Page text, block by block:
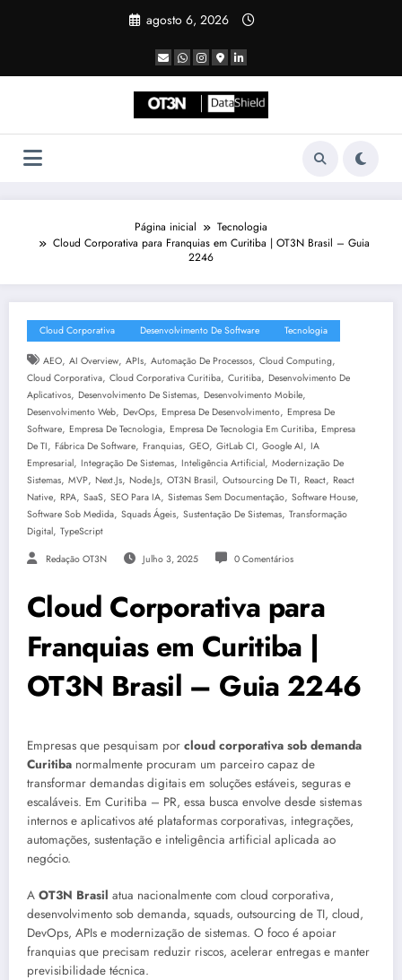
agosto 6, 2026
Página inicial
Tecnologia
Cloud Corporativa para Franquias em Curitiba | OT3N Brasil – Guia
2246
Cloud Corporativa Desenvolvimento De Software Tecnologia
AEO, AI Overview, APIs, Automação De Processos, Cloud Computing,
Cloud Corporativa, Cloud Corporativa Curitiba, Curitiba, Desenvolvimento De
Aplicativos, Desenvolvimento De Sistemas, Desenvolvimento Mobile,
Desenvolvimento Web, DevOps, Empresa De Desenvolvimento, Empresa De
Software, Empresa De Tecnologia, Empresa De Tecnologia Em Curitiba, Empresa
De TI, Fábrica De Software, Franquias, GEO, GitLab CI, Google AI, IA
Empresarial, Integração De Sistemas, Inteligência Artificial, Modernização De
Sistemas, MVP, Next.js, Node.js, OT3N Brasil, Outsourcing De TI, React, React
Native, RPA, SaaS, SEO Para IA, Sistemas Sem Documentação, Software House,
Software Sob Medida, Squads Ágeis, Sustentação De Sistemas, Transformação
Digital, TypeScript
Redação OT3N Julho 3, 2025 0 Comentários
Cloud Corporativa para
Franquias em Curitiba |
OT3N Brasil – Guia 2246
Empresas que pesquisam por cloud corporativa sob demanda
Curitiba normalmente procuram um parceiro capaz de
transformar demandas digitais em soluções estáveis, seguras e
escaláveis. Em Curitiba – PR, essa busca envolve desde sistemas
internos e aplicativos até plataformas corporativas, integrações,
automações, sustentação e inteligência artificial aplicada ao
negócio.
A OT3N Brasil atua nacionalmente com cloud corporativa,
desenvolvimento sob demanda, squads, outsourcing de TI, cloud,
DevOps, APIs e modernização de sistemas. O foco é apoiar
franquias que precisam reduzir riscos, acelerar entregas e manter
previsibilidade técnica.